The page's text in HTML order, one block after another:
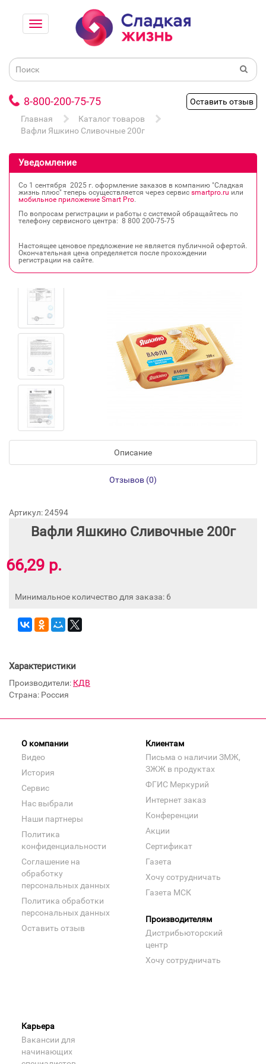
8-800-200-75-75
Оставить отзыв
Главная
Каталог товаров
Вафли Яшкино Сливочные 200г
Уведомление
Со 1 сентября 2025 г. оформление заказов в компанию "Сладкая
жизнь плюс" теперь осуществляется через сервис smartpro.ru или
мобильное приложение Smart Pro.
По вопросам регистрации и работы с системой обращайтесь по
телефону сервисного центра: 8 800 200‐75‐75
Настоящее ценовое предложение не является публичной офертой.
Окончательная цена определяется после прохождении
регистрации на сайте.
Описание
Отзывов (0)
Артикул: 24594
Вафли Яшкино Сливочные 200г
66,29 р.
Минимальное количество для заказа: 6
Характеристики
Производители: КДВ
Страна: Россия
О компании
Видео
История
Сервис
Нас выбрали
Наши партнеры
Политика
конфиденциальности
Соглашение на
обработку
персональных данных
Политика обработки
персональных данных
Оставить отзыв
Клиентам
Письма о наличии ЗМЖ,
ЗЖЖ в продуктах
ФГИС Меркурий
Интернет заказ
Конференции
Акции
Сертификат
Газета
Хочу сотрудничать
Газета МСК
Производителям
Дистрибьюторский
центр
Хочу сотрудничать
Карьера
Вакансии для
начинающих